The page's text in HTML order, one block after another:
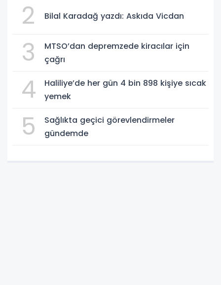
2 Bilal Karadağ yazdı: Askıda Vicdan
3
MTSO’dan depremzede kiracılar için
çağrı
4
Haliliye’de her gün 4 bin 898 kişiye sıcak
yemek
5
Sağlıkta geçici görevlendirmeler
gündemde